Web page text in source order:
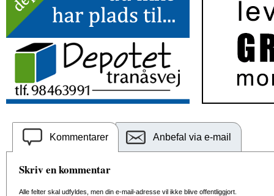
Kommentarer Anbefal via e-mail
Skriv en kommentar
Alle felter skal udfyldes, men din e-mail-adresse vil ikke blive offentliggjort.